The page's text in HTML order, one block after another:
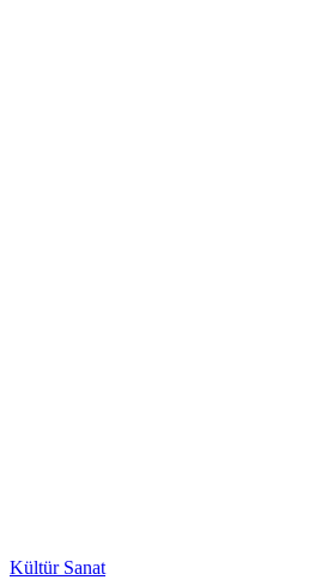
Kültür Sanat